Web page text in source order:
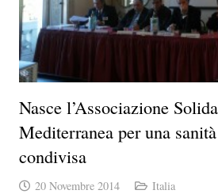
Nasce l’Associazione
Mediterranea per una
condivisa
20 Novembre 2014 Italia